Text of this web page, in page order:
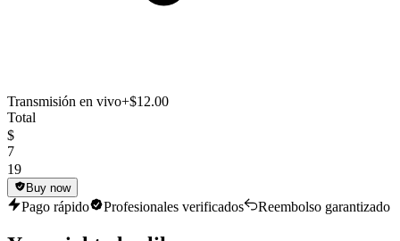
Transmisión en vivo+$12.00
Total
$
7
19
Buy now
Pago rápido Profesionales verificados Reembolso garantizado